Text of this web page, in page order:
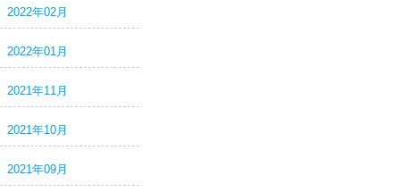
2022年02月
2022年01月
2021年11月
2021年10月
2021年09月